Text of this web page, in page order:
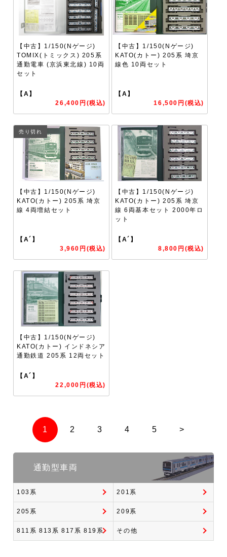
【中古】1/150(Nゲージ)
TOMIX(トミックス) 205系
通勤電車 (京浜東北線) 10両
セット
【A】
26,400円(税込)
【中古】1/150(Nゲージ)
KATO(カトー) 205系 埼京
線色 10両セット
【A】
16,500円(税込)
売り切れ
【中古】1/150(Nゲージ)
KATO(カトー) 205系 埼京
線 4両増結セット
【A´】
3,960円(税込)
【中古】1/150(Nゲージ)
KATO(カトー) 205系 埼京
線 6両基本セット 2000年ロ
ット
【A´】
8,800円(税込)
【中古】1/150(Nゲージ)
KATO(カトー) インドネシア
通勤鉄道 205系 12両セット
【A´】
22,000円(税込)
1 2 3 4 5 >
通勤型車両
103系 201系
205系 209系
811系 813系 817系 819系 その他